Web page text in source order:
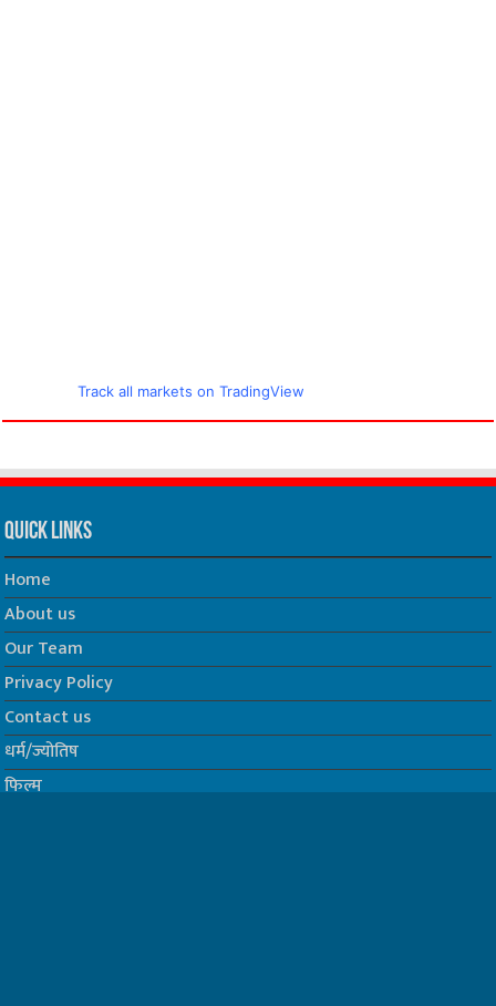
Track all markets on TradingView
Quick Links
Home
About us
Our Team
Privacy Policy
Contact us
धर्म/ज्योतिष
फिल्म